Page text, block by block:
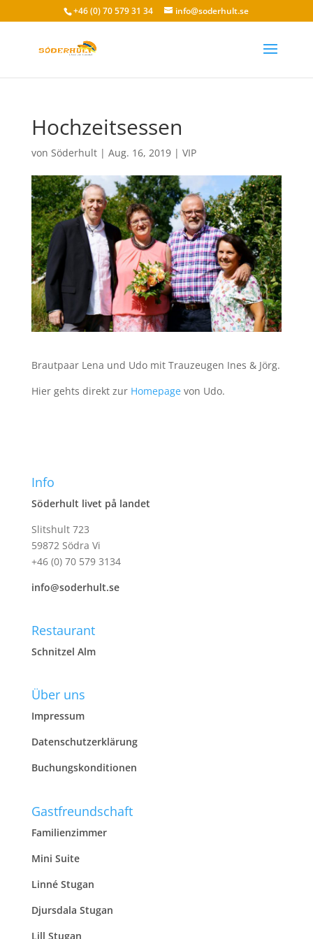
+46 (0) 70 579 31 34 info@soderhult.se
Hochzeitsessen
von Söderhult| Aug. 16, 2019| VIP
Brautpaar Lena und Udo mit Trauzeugen Ines & Jörg.
Hier gehts direkt zur Homepagevon Udo.
Info
Söderhult livet på landet
Slitshult 723
59872 Södra Vi
+46 (0) 70 579 3134
info@soderhult.se
Restaurant
Schnitzel Alm
Über uns
Impressum
Datenschutzerklärung
Buchungskonditionen
Gastfreundschaft
Familienzimmer
Mini Suite
Linné Stugan
Djursdala Stugan
Lill Stugan